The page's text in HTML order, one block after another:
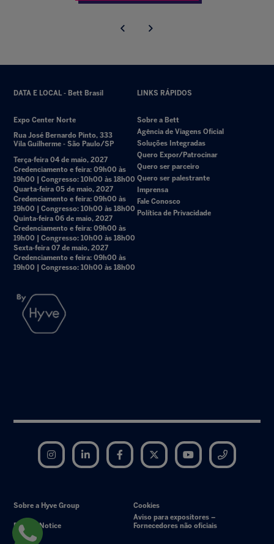
DATA E LOCAL - Bett Brasil
Expo Center Norte
Rua José Bernardo Pinto, 333
Vila Guilherme - São Paulo/SP
Terça-feira 04 de maio, 2027
Credenciamento e feira: 09h00 às
19h00 | Congresso: 10h00 às 18h00
Quarta-feira 05 de maio, 2027
Credenciamento e feira: 09h00 às
19h00 | Congresso: 10h00 às 18h00
Quinta-feira 06 de maio, 2027
Credenciamento e feira: 09h00 às
19h00 | Congresso: 10h00 às 18h00
Sexta-feira 07 de maio, 2027
Credenciamento e feira: 09h00 às
19h00 | Congresso: 10h00 às 18h00
LINKS RÁPIDOS
Sobre a Bett
Agência de Viagens Oficial
Soluções Integradas
Quero Expor/Patrocinar
Quero ser parceiro
Quero ser palestrante
Imprensa
Fale Conosco
Política de Privacidade
Instagram LinkedIn Facebook Twitter YouTube
Sobre a Hyve Group Cookies
Privacy Notice
Aviso para expositores –
Fornecedores não oficiais